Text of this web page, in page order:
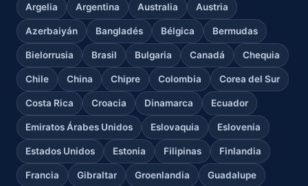
Argelia Argentina Australia Austria
Azerbaiyán Bangladés Bélgica Bermudas
Bielorrusia Brasil Bulgaria Canadá Chequia
Chile China Chipre Colombia Corea del Sur
Costa Rica Croacia Dinamarca Ecuador
Emiratos Árabes Unidos Eslovaquia Eslovenia
Estados Unidos Estonia Filipinas Finlandia
Francia Gibraltar Groenlandia Guadalupe